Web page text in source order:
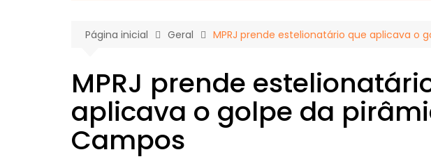
Página inicial Geral MPRJ prende estelionatário que aplicava o
MPRJ prende
aplicava o golpe da
Campos